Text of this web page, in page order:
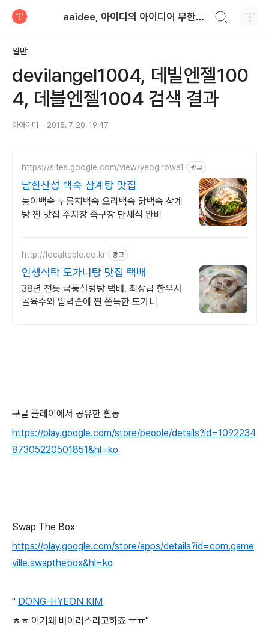
aaidee, 아이디의 아이디어 무한도전
일반
devilangel1004, 데빌엔젤100
4, 데블엔젤1004 검색 결과
아아이디 2015. 7. 20. 19:47
https://sites.google.com/view/yeogirowa1 광고
남한산성 백숙 삼계탕 맛집
능이백숙 누룽지백숙 오리백숙 닭백숙 삼계
탕 찐 맛집 주차장 족구장 단체석 완비
http://localtable.co.kr 광고
인생식탁 도가니탕 맛집 택배
38년 전통 국풍설렁탕 택배. 최상급 한우사
골육수와 압력솥에 찐 쫀득한 도가니
구글 플레이에서 공유한 활동
https://play.google.com/store/people/details?id=1092234
87305220501851&hl=ko
Swap The Box
https://play.google.com/store/apps/details?id=com.game
ville.swapthebox&hl=ko
" DONG-HYEON KIM
ㅎㅎ 이거왜 바이러스라고하죠 ㅠㅠ"